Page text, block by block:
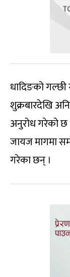
धादिङको
शुक्रबारदेखि
अनुरोध गरेको छ
जायज मागमा
गरेका छन् ।